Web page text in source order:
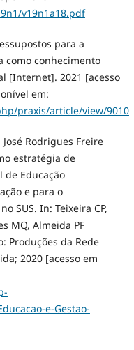
v19n1a18.pdf
para a
como conhecimento
[Internet]. 2021 [acesso
em:
praxis/article/view/9010
José Rodrigues Freire
estratégia de
de Educação
e para o
SUS. In: Teixeira CP,
MQ, Almeida PF
Produções da Rede
2020 [acesso em
e-Gestao-